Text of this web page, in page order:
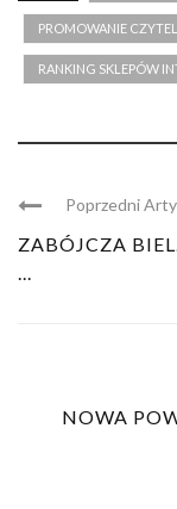
PROMOWANIE
RANKING SKLEPÓW
Poprzedni
ZABÓJCZA
NOWA